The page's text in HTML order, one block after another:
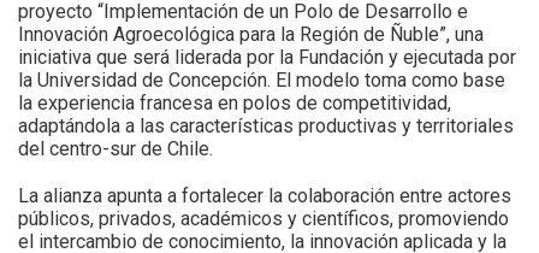
proyecto “Implementación de un Polo de Desarrollo e
Innovación Agroecológica para la Región de Ñuble”, una
iniciativa que será liderada por la Fundación y ejecutada por
la Universidad de Concepción. El modelo toma como base
la experiencia francesa en polos de competitividad,
adaptándola a las características productivas y territoriales
del centro-sur de Chile.
La alianza apunta a fortalecer la colaboración entre actores
públicos, privados, académicos y científicos, promoviendo
el intercambio de conocimiento, la innovación aplicada y la